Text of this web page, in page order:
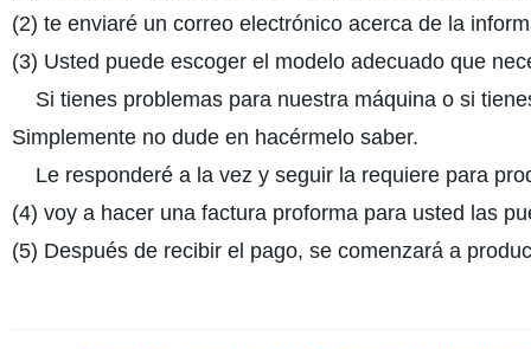
(2) te enviaré un correo electrónico acerca de la
(3) Usted puede escoger el modelo adecuado que
Si tienes problemas para nuestra máquina o si
Simplemente no dude en hacérmelo saber.
Le responderé a la vez y seguir la requiere para
(4) voy a hacer una factura proforma para usted las
(5) Después de recibir el pago, se comenzará a